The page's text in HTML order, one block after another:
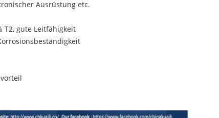
Ausrüstung etc.
T2, gute Leitfähigkeit